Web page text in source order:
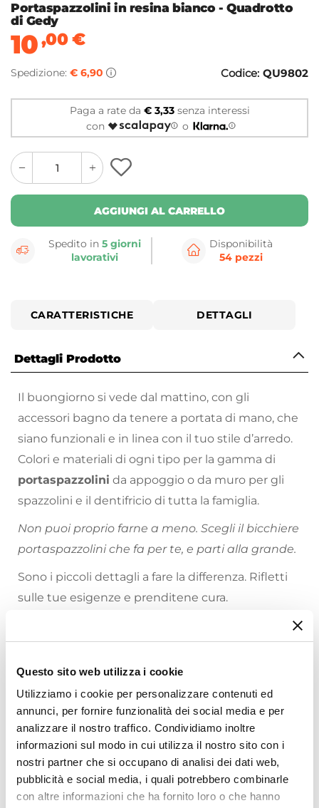
Questo sito web utilizza i cookie
Utilizziamo i cookie per personalizzare contenuti ed
annunci, per fornire funzionalità dei social media e per
analizzare il nostro traffico. Condividiamo inoltre
informazioni sul modo in cui utilizza il nostro sito con i
nostri partner che si occupano di analisi dei dati web,
pubblicità e social media, i quali potrebbero combinarle
con altre informazioni che ha fornito loro o che hanno
Portaspazzolini in resina bianco - Quadrotto
di Gedy
10,00€
Spedizione: € 6,90 Codice: QU9802
Paga a rate da € 3,33senza interessi
con
o
quantity
button
quantity
minus
button
AGGIUNGI AL CARRELLO
Spedito in5 giorni
lavorativi
Disponibilità
54 pezzi
CARATTERISTICHE DETTAGLI
Dettagli Prodotto
Il buongiorno si vede dal mattino, con gli
accessori bagno da tenere a portata di mano, che
siano funzionali e in linea con il tuo stile d’arredo.
Colori e materiali di ogni tipo per la gamma di
portaspazzolini da appoggio o da muro per gli
spazzolini e il dentifricio di tutta la famiglia.
Non puoi proprio farne a meno. Scegli il bicchiere
portaspazzolini che fa per te, e parti alla grande.
Sono i piccoli dettagli a fare la differenza. Rifletti
sulle tue esigenze e prenditene cura.
Caratteristiche
Tipologia
Portaspazzolini
Installazione
Appoggio
Serie
Quadrotto
Marca
Ti suggeriamo anche